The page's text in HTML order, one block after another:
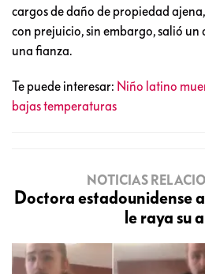
cargos de daño de propiedad
con prejuicio, sin embargo, salió un
una fianza.
Te puede interesar: Niño latino
bajas temperaturas
NOTICIAS
Doctora estadounidense
le raya su